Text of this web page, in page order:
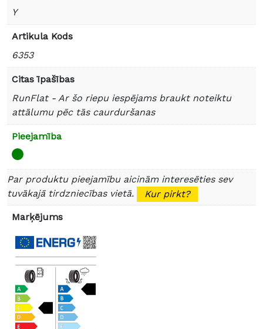
Y
Artikula Kods
6353
Citas īpašības
RunFlat - Ar šo riepu iespējams braukt noteiktu
attālumu pēc tās caurduršanas
Pieejamība
Par produktu pieejamību aicinām interesēties sev
tuvākajā tirdzniecības vietā.
Kur pirkt?
Marķējums